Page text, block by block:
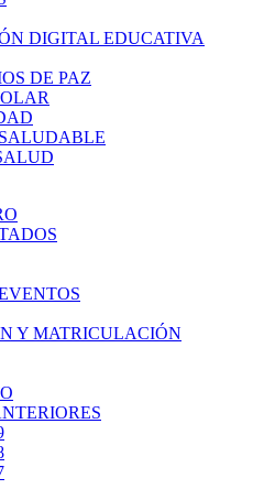
DIGITAL EDUCATIVA
DE PAZ
Y MATRICULACIÓN